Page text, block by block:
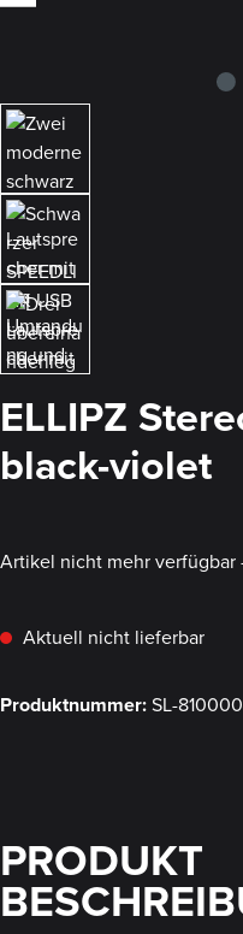
ELLIPZ
black-violet
Artikel nicht mehr verfügbar
Aktuell nicht lieferbar
Produktnummer:SL-
PRODUKT